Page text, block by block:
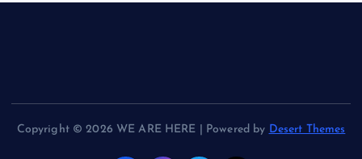
Copyright © 2026 WE ARE HERE | Powered by Desert Themes